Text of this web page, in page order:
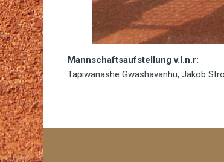
Mannschaftsaufstellung v.l.n.r:
Tapiwanashe Gwashavanhu, Jakob